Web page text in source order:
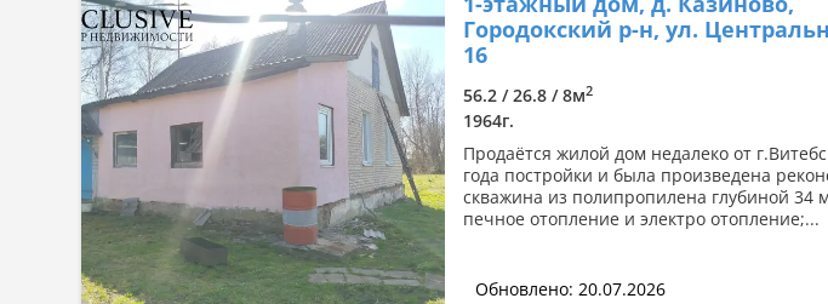
Городокский р-н, ул.
16
56.2 / 26.8 / 8м2
1964г.
Продаётся жилой дом недалеко от
года постройки и была произведена
скважина из полипропилена глубиной
печное отопление и электро отопление;...
Обновлено: 20.07.2026